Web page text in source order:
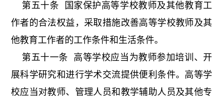
第五十条 国家保护高等学校教师及其他教育工
作者的合法权益，采取措施改善高等学校教师及其
他教育工作者的工作条件和生活条件。
第五十一条 高等学校应当为教师参加培训、开
展科学研究和进行学术交流提供便利条件。高等学
校应当对教师、管理人员和教学辅助人员及其他专